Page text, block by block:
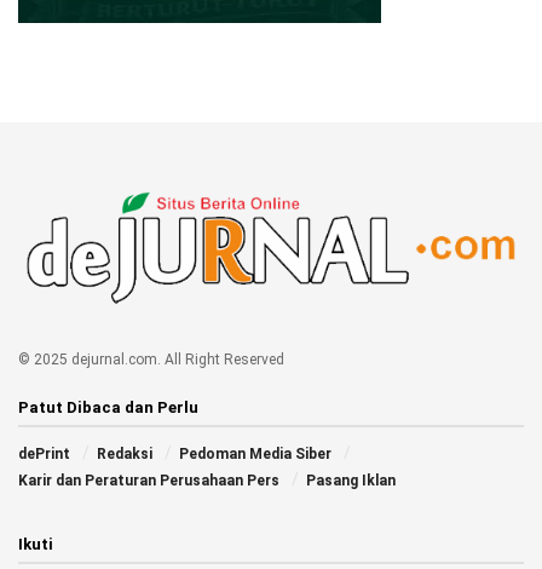
© 2025 dejurnal.com. All Right Reserved
Patut Dibaca dan Perlu
dePrint Redaksi
Pedoman Media Siber
Karir dan Peraturan Perusahaan Pers
Pasang Iklan
Ikuti